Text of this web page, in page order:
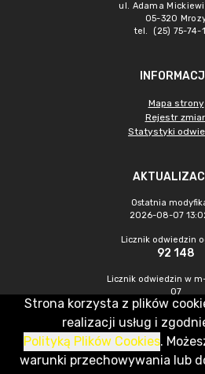
ul. Adama
05-320
tel. (25) 75-74-
Mapa strony
Rejestr
Statystyki
Ostatnia
2026-08-07
Licznik odwiedzin
92 148
Licznik odwiedzin w
07
446
CMS & Hosting: Nefeni Sp. z o.o.
Strona korzysta z plików
realizacji usług i
Polityką Plików Cookies.
warunki przechowywania lub